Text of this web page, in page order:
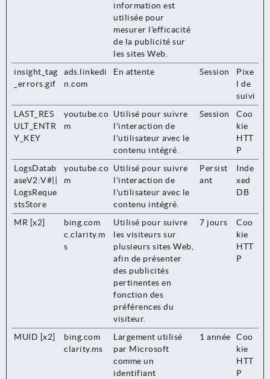
information est
utilisée pour
mesurer l'efficacité
de la publicité sur
les sites Web.
insight_tag
_errors.gif
ads.linkedi
n.com
En attente Session
Pixe
l de
suivi
LAST_RES
ULT_ENTR
Y_KEY
youtube.co
m
Utilisé pour suivre
l'interaction de
l'utilisateur avec le
contenu intégré.
Session
Coo
kie
HTT
P
LogsDatab
aseV2:V#||
LogsReque
stsStore
youtube.co
m
Utilisé pour suivre
l'interaction de
l'utilisateur avec le
contenu intégré.
Persist
ant
Inde
xed
DB
MR [x2]
bing.com
c.clarity.m
s
Utilisé pour suivre
les visiteurs sur
plusieurs sites Web,
afin de présenter
des publicités
pertinentes en
fonction des
préférences du
visiteur.
7 jours
Coo
kie
HTT
P
MUID [x2]
bing.com
clarity.ms
Largement utilisé
par Microsoft
comme un
identifiant
1 année
Coo
kie
HTT
P